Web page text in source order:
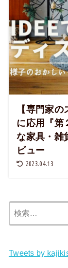
【専門家
に応用『第
な家具・雑
ビュー
2023.04.13
Tweets by